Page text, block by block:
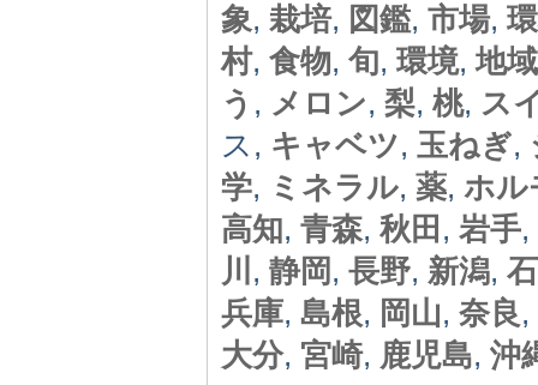
象, 栽培, 図鑑, 市場,
村, 食物, 旬, 環境,地域
う , メロン, 梨, 桃, ス
ス, キャベツ, 玉ねぎ,
学, ミネラル, 薬, ホル
高知, 青森, 秋田 , 岩手,
川 , 静岡 , 長野, 新潟,
兵庫, 島根, 岡山, 奈良,
大分, 宮崎, 鹿児島, 沖